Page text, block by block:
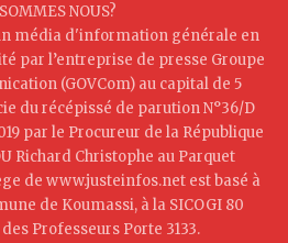
NOUS?
média d'information générale en
par l’entreprise de presse Groupe
(GOVCom) au capital de 5
du récépissé de parution N°36/D
par le Procureur de la République
Richard Christophe au Parquet
de www.justeinfos.net est basé à
de Koumassi, à la SICOGI 80
Professeurs Porte 3133.